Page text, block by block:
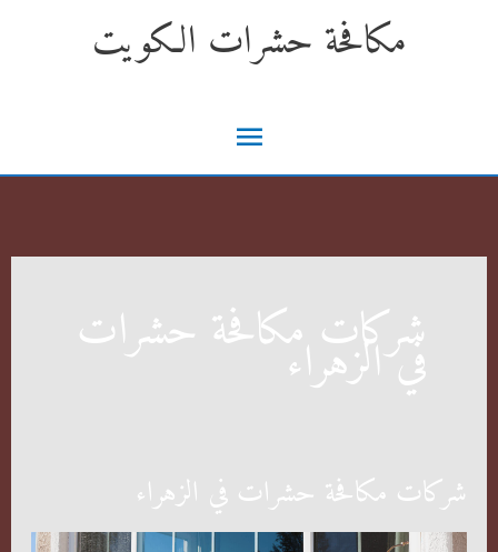
مكافحة حشرات الكويت
القائمة
الرئيسية
شركات مكافحة حشرات
في الزهراء
شركات مكافحة حشرات في الزهراء